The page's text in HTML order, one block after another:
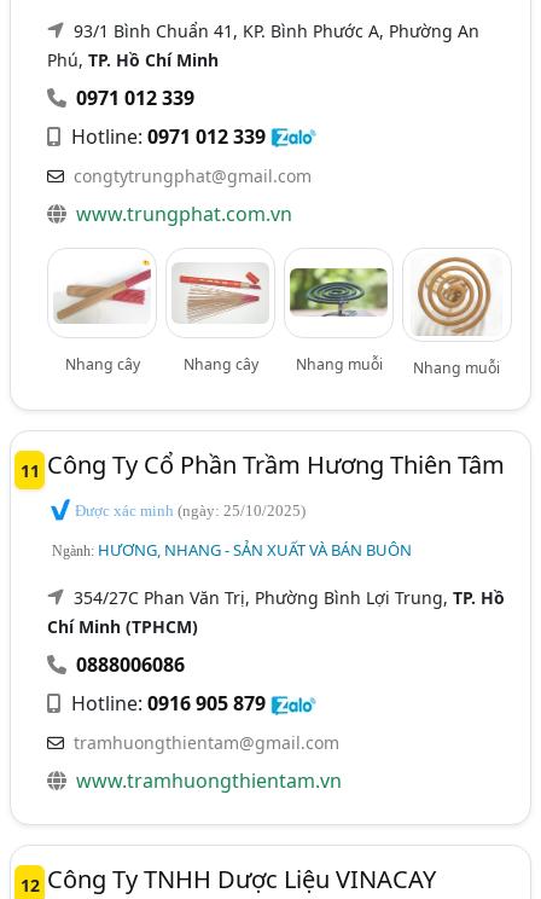
93/1 Bình Chuẩn 41, KP. Bình Phước A, Phường An
Phú,TP. Hồ Chí Minh
0971 012 339
Hotline:0971 012 339
congtytrungphat@gmail.com
www.trungphat.com.vn
Nhang cây Nhang cây Nhang muỗi Nhang muỗi
11 Công Ty Cổ Phần Trầm Hương Thiên Tâm
Được xác minh(ngày: 25/10/2025)
Ngành: HƯƠNG, NHANG - SẢN XUẤT VÀ BÁN BUÔN
354/27C Phan Văn Trị, Phường Bình Lợi Trung,TP. Hồ
Chí Minh (TPHCM)
0888006086
Hotline:0916 905 879
tramhuongthientam@gmail.com
www.tramhuongthientam.vn
12 Công Ty TNHH Dược Liệu VINACAY